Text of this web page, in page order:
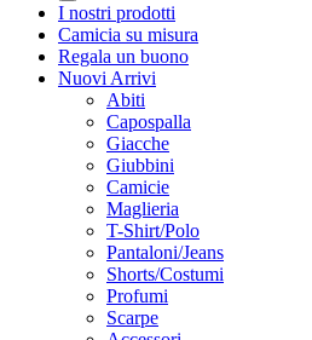
I nostri prodotti
Camicia su misura
Regala un buono
Nuovi Arrivi
Abiti
Capospalla
Giacche
Giubbini
Camicie
Maglieria
T-Shirt/Polo
Pantaloni/Jeans
Shorts/Costumi
Profumi
Scarpe